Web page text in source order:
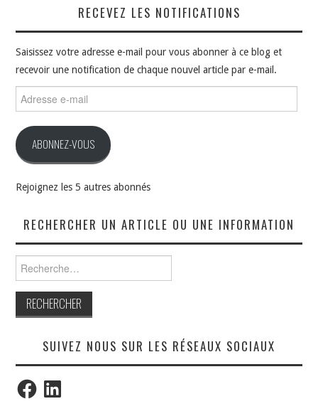
RECEVEZ LES NOTIFICATIONS
Saisissez votre adresse e-mail pour vous abonner à ce blog et
recevoir une notification de chaque nouvel article par e-mail.
e-
ABONNEZ-VOUS
Rejoignez les 5 autres abonnés
RECHERCHER UN ARTICLE OU UNE INFORMATION
SUIVEZ NOUS SUR LES RÉSEAUX SOCIAUX
FacebookLinkedIn